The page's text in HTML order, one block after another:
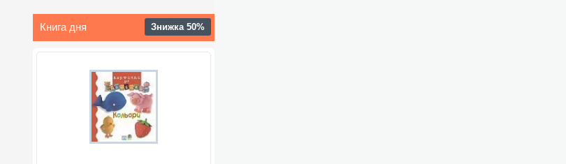
Книга дня Знижка 50%